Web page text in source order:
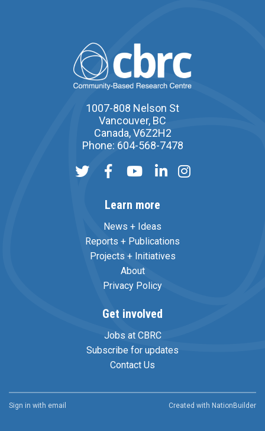
1007-808 Nelson St
Vancouver, BC
Canada, V6Z2H2
Phone: 604-568-7478
Learn more
News + Ideas
Reports + Publications
Projects + Initiatives
About
Privacy Policy
Get involved
Jobs at CBRC
Subscribe for updates
Contact Us
Sign in with email Created with NationBuilder